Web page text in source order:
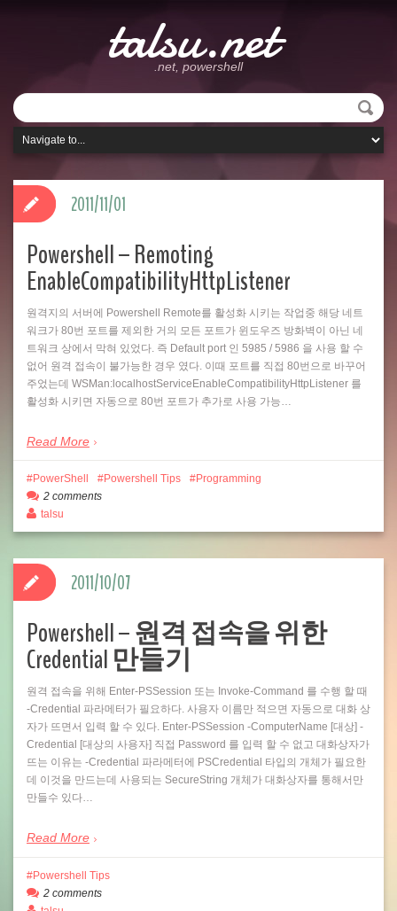
talsu.net
.net, powershell
Powershell – Remoting
EnableCompatibilityHttpListener
원격지의 서버에 Powershell Remote를 활성화 시키는 작업중 해당 네트
워크가 80번 포트를 제외한 거의 모든 포트가 윈도우즈 방화벽이 아닌 네
트워크 상에서 막혀 있었다. 즉 Default port 인 5985 / 5986 을 사용 할 수
없어 원격 접속이 불가능한 경우 였다. 이때 포트를 직접 80번으로 바꾸어
주었는데 WSMan:localhostServiceEnableCompatibilityHttpListener 를
활성화 시키면 자동으로 80번 포트가 추가로 사용 가능…
Read More
2011/11/01
PowerShell Powershell Tips
Programming
2 comments
talsu
Powershell – 원격 접속을 위한
Credential 만들기
원격 접속을 위해 Enter-PSSession 또는 Invoke-Command 를 수행 할 때
-Credential 파라메터가 필요하다. 사용자 이름만 적으면 자동으로 대화 상
자가 뜨면서 입력 할 수 있다. Enter-PSSession -ComputerName [대상] -
Credential [대상의 사용자] 직접 Password 를 입력 할 수 없고 대화상자가
뜨는 이유는 -Credential 파라메터에 PSCredential 타입의 개체가 필요한
데 이것을 만드는데 사용되는 SecureString 개체가 대화상자를 통해서만
만들수 있다…
Read More
2011/10/07
Powershell Tips
2 comments